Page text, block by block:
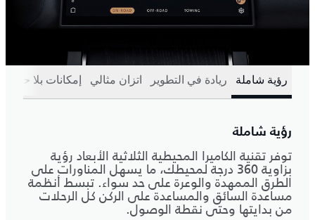
رؤية شاملة ريادة في التطوير اتزان مثالي إمكانات بلا حدود
رؤية شاملة
توفر تقنية الكاميرا المحيطية الثلاثية الأبعاد رؤية
بزاوية 360 درجة لمحيطك، ما يسهل المناورات على
الطرق الممهدة والوعرة على حد سواء. تبسط أنظمة
مساعدة السائق والمساعدة على الركن كل الرحلات
من بدايتها وحتى نقطة الوصول.